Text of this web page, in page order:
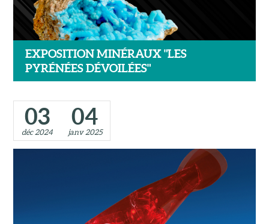
EXPOSITION MINÉRAUX "LES
PYRÉNÉES DÉVOILÉES"
03
déc 2024
04
janv 2025